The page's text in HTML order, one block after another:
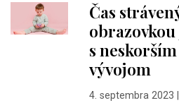
Čas
s
vývojom
4. septembra 2023